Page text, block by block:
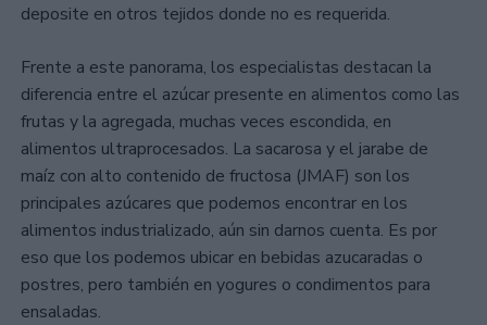
deposite en otros tejidos donde no es requerida.
Frente a este panorama, los especialistas destacan la
diferencia entre el azúcar presente en alimentos como las
frutas y la agregada, muchas veces escondida, en
alimentos ultraprocesados. La sacarosa y el jarabe de
maíz con alto contenido de fructosa (JMAF) son los
principales azúcares que podemos encontrar en los
alimentos industrializado, aún sin darnos cuenta. Es por
eso que los podemos ubicar en bebidas azucaradas o
postres, pero también en yogures o condimentos para
ensaladas.